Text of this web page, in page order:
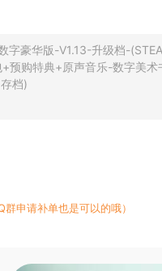
字豪华版-V1.13-升级档-
预购特典+原声音乐-数字美术
档)
申请补单也是可以的哦）